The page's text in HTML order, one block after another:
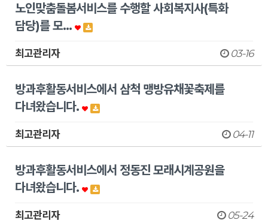
노인맞춤돌봄서비스를 수행할 사회복지사(특화
담당)를 모…
최고관리자 03-16
방과후활동서비스에서 삼척 맹방유채꽃축제를
다녀왔습니다.
최고관리자 04-11
방과후활동서비스에서 정동진 모래시계공원을
다녀왔습니다.
최고관리자 05-24